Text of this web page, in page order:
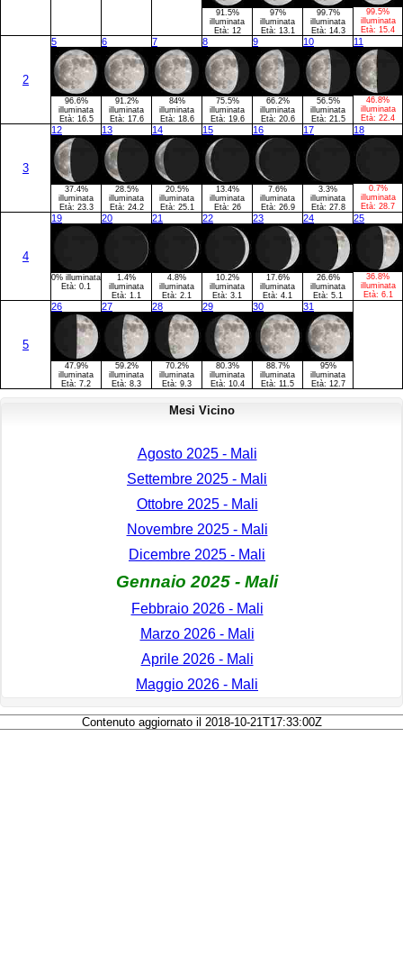
91.5%
illuminata
Età: 12
97%
illuminata
Età: 13.1
99.7%
illuminata
Età: 14.3
99.5%
illuminata
Età: 15.4
2
5
96.6%
illuminata
Età: 16.5
6
91.2%
illuminata
Età: 17.6
7
84%
illuminata
Età: 18.6
8
75.5%
illuminata
Età: 19.6
9
66.2%
illuminata
Età: 20.6
10
56.5%
illuminata
Età: 21.5
11
46.8%
illuminata
Età: 22.4
3
12
37.4%
illuminata
Età: 23.3
13
28.5%
illuminata
Età: 24.2
14
20.5%
illuminata
Età: 25.1
15
13.4%
illuminata
Età: 26
16
7.6%
illuminata
Età: 26.9
17
3.3%
illuminata
Età: 27.8
18
0.7%
illuminata
Età: 28.7
4
19
0% illuminata
Età: 0.1
20
1.4%
illuminata
Età: 1.1
21
4.8%
illuminata
Età: 2.1
22
10.2%
illuminata
Età: 3.1
23
17.6%
illuminata
Età: 4.1
24
26.6%
illuminata
Età: 5.1
25
36.8%
illuminata
Età: 6.1
5
26
47.9%
illuminata
Età: 7.2
27
59.2%
illuminata
Età: 8.3
28
70.2%
illuminata
Età: 9.3
29
80.3%
illuminata
Età: 10.4
30
88.7%
illuminata
Età: 11.5
31
95%
illuminata
Età: 12.7
Mesi Vicino
Agosto 2025 - Mali
Settembre 2025 - Mali
Ottobre 2025 - Mali
Novembre 2025 - Mali
Dicembre 2025 - Mali
Gennaio 2025 - Mali
Febbraio 2026 - Mali
Marzo 2026 - Mali
Aprile 2026 - Mali
Maggio 2026 - Mali
Contenuto aggiornato il 2018-10-21T17:33:00Z